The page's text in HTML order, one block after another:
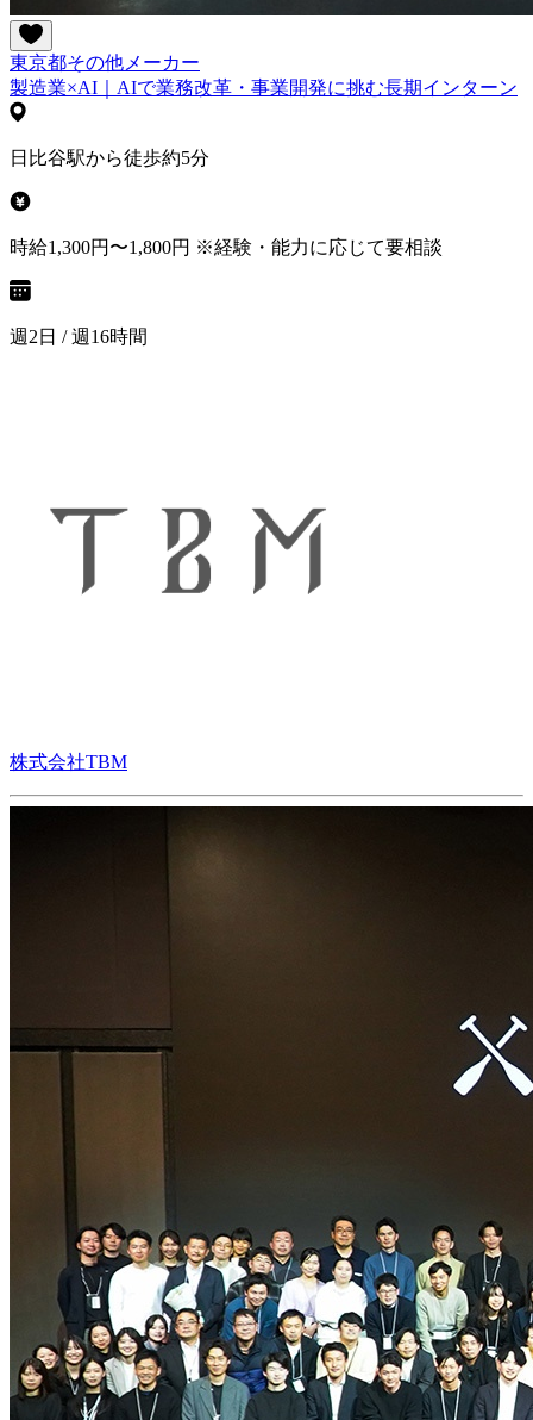
東京都その他 メーカー
製造業×AI｜AIで業務改革・事業開発に挑む長期インターン
日比谷駅から徒歩約5分
時給1,300円〜1,800円 ※経験・能力に応じて要相談
週2日 / 週16時間
株式会社TBM